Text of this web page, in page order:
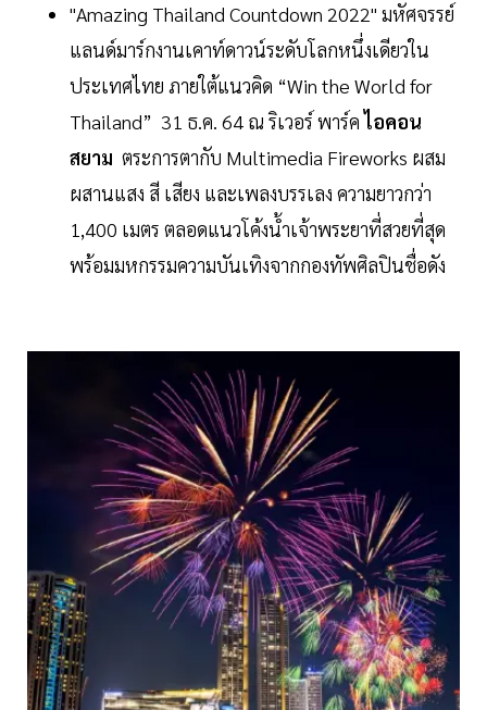
"Amazing Thailand Countdown 2022" มหัศจรรย์
แลนด์มาร์กงานเคาท์ดาวน์ระดับโลกหนึ่งเดียวใน
ประเทศไทย ภายใต้แนวคิด “Win the World for
Thailand” 31 ธ.ค. 64 ณ ริเวอร์ พาร์คไอคอน
สยาม ตระการตากับ Multimedia Fireworks ผสม
ผสานแสง สี เสียง และเพลงบรรเลง ความยาวกว่า
1,400 เมตร ตลอดแนวโค้งน้ำเจ้าพระยาที่สวยที่สุด
พร้อมมหกรรมความบันเทิงจากกองทัพศิลปินชื่อดัง